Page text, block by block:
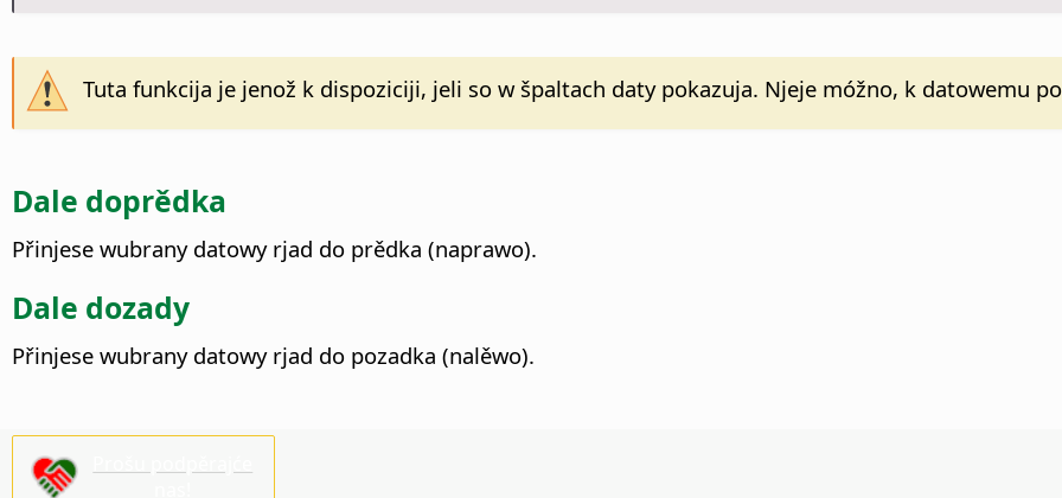
Tuta funkcija je jenož k dispoziciji, jeli so w špaltach daty pokazuja. Njeje móžno, k datowemu
Dale doprědka
Přinjese wubrany datowy rjad do prědka (naprawo).
Dale dozady
Přinjese wubrany datowy rjad do pozadka (nalěwo).